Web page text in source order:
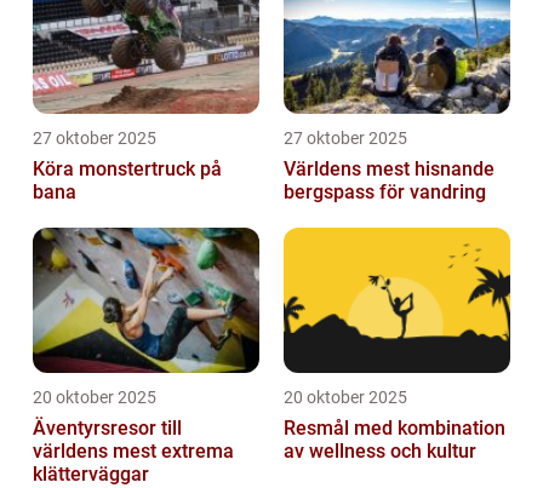
27 oktober 2025
Köra monstertruck på
bana
27 oktober 2025
Världens mest hisnande
bergspass för vandring
20 oktober 2025
Äventyrsresor till
världens mest extrema
klätterväggar
20 oktober 2025
Resmål med kombination
av wellness och kultur